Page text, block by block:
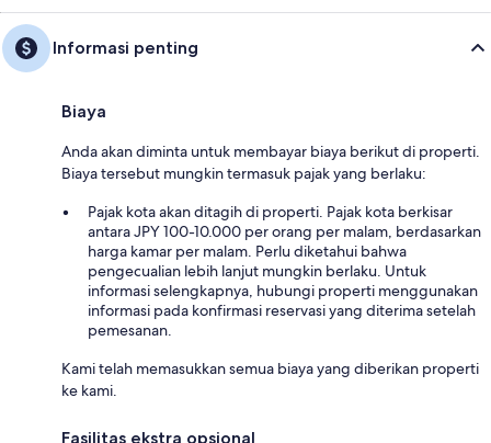
Informasi penting
Biaya
Anda akan diminta untuk membayar biaya berikut di properti.
Biaya tersebut mungkin termasuk pajak yang berlaku:
Pajak kota akan ditagih di properti. Pajak kota berkisar
antara JPY 100-10.000 per orang per malam, berdasarkan
harga kamar per malam. Perlu diketahui bahwa
pengecualian lebih lanjut mungkin berlaku. Untuk
informasi selengkapnya, hubungi properti menggunakan
informasi pada konfirmasi reservasi yang diterima setelah
pemesanan.
Kami telah memasukkan semua biaya yang diberikan properti
ke kami.
Fasilitas ekstra opsional